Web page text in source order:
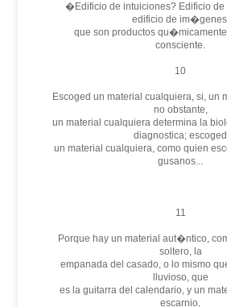
�Edificio de intuiciones? Edificio
edificio de
que son productos
consciente.
10
Escoged un material cualquiera, si, un
no obstante,
un material cualquiera determina la
diagnostica; escoged
un material cualquiera, como quien
gusanos...
11
Porque hay un material aut�ntico,
soltero, la
empanada del casado, o lo mismo
lluvioso, que
es la guitarra del calendario, y un
escarnio,